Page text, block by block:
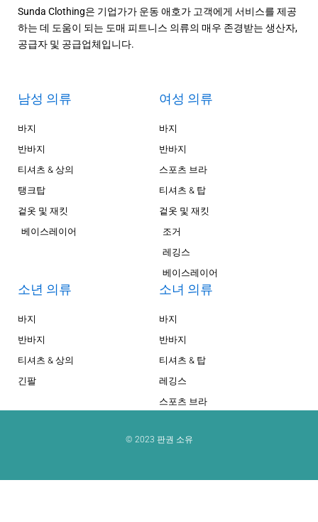
Sunda Clothing은 기업가가 운동 애호가 고객에게 서비스를 제공
하는 데 도움이 되는 도매 피트니스 의류의 매우 존경받는 생산자,
공급자 및 공급업체입니다.
남성 의류
바지
반바지
티셔츠 & 상의
탱크탑
겉옷 및 재킷
베이스레이어
여성 의류
바지
반바지
스포츠 브라
티셔츠 & 탑
겉옷 및 재킷
조거
레깅스
베이스레이어
소년 의류
바지
반바지
티셔츠 & 상의
긴팔
소녀 의류
바지
반바지
티셔츠 & 탑
레깅스
스포츠 브라
© 2023 판권 소유